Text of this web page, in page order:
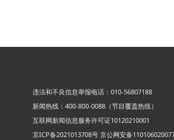
违法和不良信息举报电话：010-56807188
新闻热线：400-800-0088（节目覆盖热线）
互联网新闻信息服务许可证10120210001
京ICP备2021013708号 京公网安备